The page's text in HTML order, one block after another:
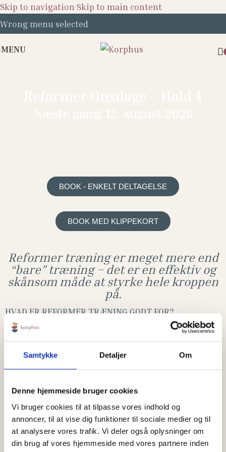
Samtykke Detaljer Om
Denne hjemmeside bruger cookies
Vi bruger cookies til at tilpasse vores indhold og
annoncer, til at vise dig funktioner til sociale medier og til
at analysere vores trafik. Vi deler også oplysninger om
din brug af vores hjemmeside med vores partnere inden
Skip to navigation Skip to main content
Wrong menu selected
MENU
BOOK - ENKELT DELTAGELSE
BOOK MED KLIPPEKORT
Reformer træning er meget mere end
“bare” træning – det er en effektiv og
skånsom måde at styrke hele kroppen
på.
HVAD ER REFORMER TRÆNING GODT FOR?
Reformer træning er meget mere end “bare”
styrke hele kroppen på.
På reformeren arbejder du med modstand fra fjedre
store og små muskler.
Reformer træning er bl.a. godt for: